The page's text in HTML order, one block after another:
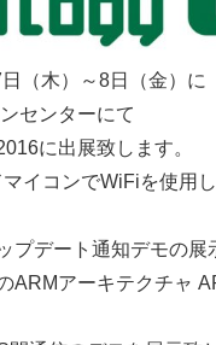
（木）～8日（金）に
センターにて
に出展致します。
イコンでWiFiを使用
デート通知デモの展
ARMアーキテクチャ